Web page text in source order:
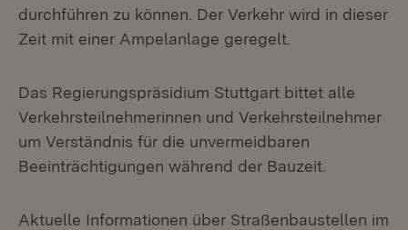
durchführen zu können. Der Verkehr wird in dieser
Zeit mit einer Ampelanlage geregelt.
Das Regierungspräsidium Stuttgart bittet alle
Verkehrsteilnehmerinnen und Verkehrsteilnehmer
um Verständnis für die unvermeidbaren
Beeinträchtigungen während der Bauzeit.
Aktuelle Informationen über Straßenbaustellen im